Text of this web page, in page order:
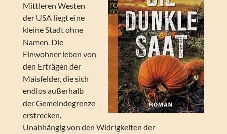
Mittleren Westen
der USA liegt eine
kleine Stadt ohne
Namen. Die
Einwohner leben von
den Erträgen der
Maisfelder, die sich
endlos außerhalb
der Gemeindegrenze
erstrecken.
Unabhängig von den Widrigkeiten der